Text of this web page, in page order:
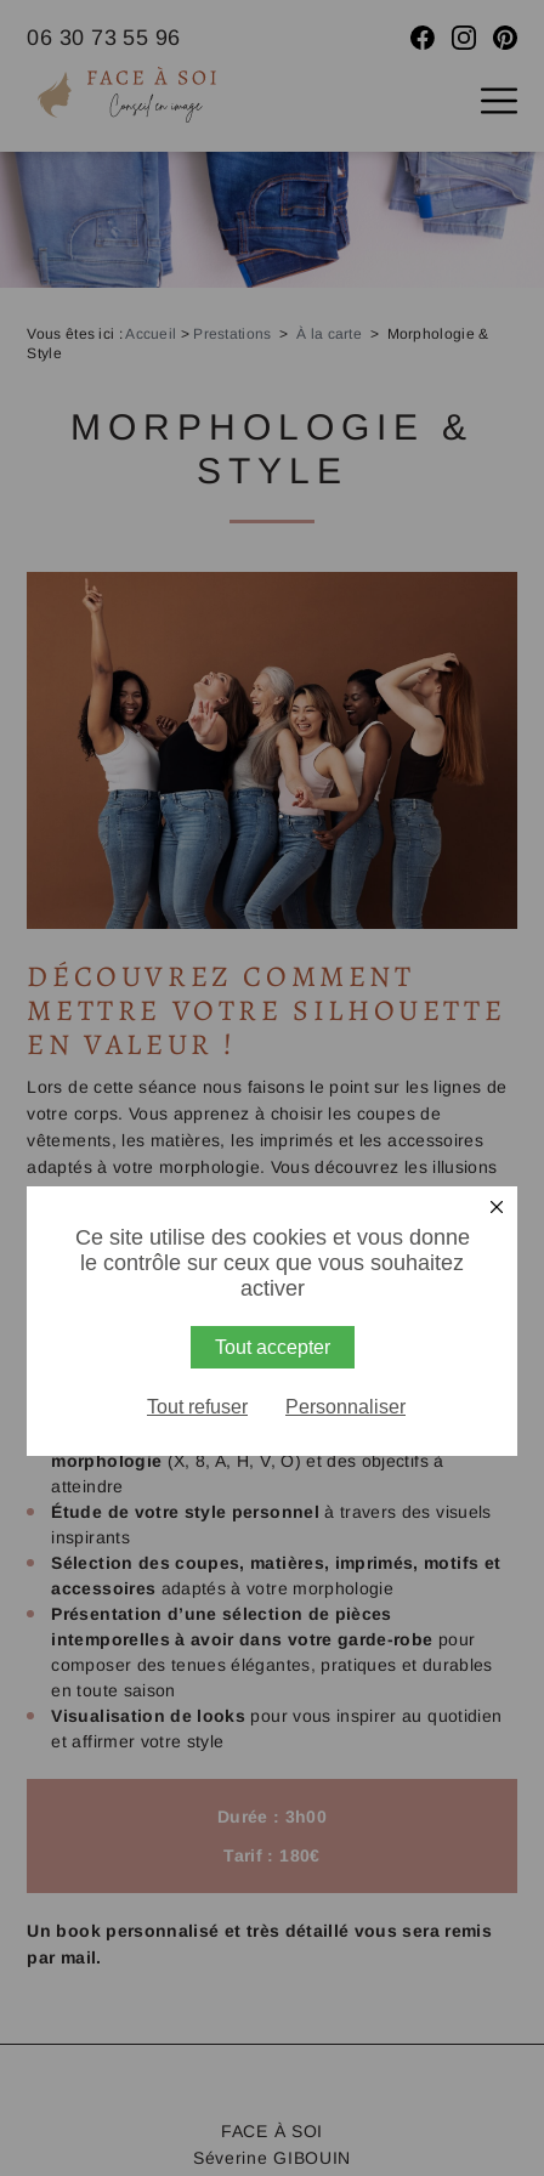
06 30 73 55 96
Vous êtes ici :Accueil > Prestations >À la carte > Morphologie &
Style
MORPHOLOGIE &
STYLE
DÉCOUVREZ COMMENT
METTRE VOTRE SILHOUETTE
EN VALEUR !
Lors de cette séance nous faisons le point sur les lignes de
votre corps. Vous apprenez à choisir les coupes de
vêtements, les matières, les imprimés et les accessoires
adaptés à votre morphologie. Vous découvrez les illusions
Programme de votre séance morphologie et
morphologie(X, 8, A, H, V, O) et des objectifs à
atteindre
Étude de votre style personnel à travers des visuels
inspirants
Sélection des coupes, matières, imprimés, motifs et
accessoires adaptés à votre morphologie
Présentation d’une sélection de pièces
intemporelles à avoir dans votre garde-robe pour
composer des tenues élégantes, pratiques et durables
en toute saison
Visualisation de looks pour vous inspirer au quotidien
et affirmer votre style
Durée : 3h00
Tarif : 180€
Un book personnalisé et très détaillé vous sera remis
par mail.
FACE À SOI
Séverine GIBOUIN
X
Ce site utilise des cookies et vous donne
le contrôle sur ceux que vous souhaitez
activer
Tout accepter
Tout refuser Personnaliser